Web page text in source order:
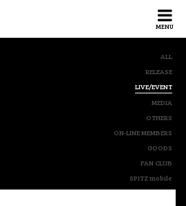
MENU
ALL
RELEASE
LIVE/EVENT
MEDIA
OTHERS
ON-LINE MEMBERS
GOODS
FAN CLUB
SPITZ mobile